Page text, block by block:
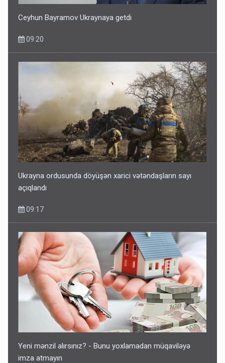
Ceyhun Bayramov Ukraynaya getdi
09:20
Ukrayna ordusunda döyüşən xarici vətəndaşların sayı
açıqlandı
09:17
Yeni mənzil alırsınız? - Bunu yoxlamadan müqaviləyə
imza atmayın